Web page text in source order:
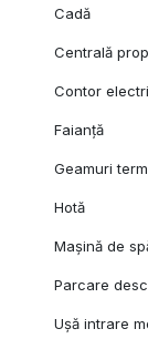
Cadă
Centrală
Contor
Faianță
Geamuri
Hotă
Mașină de
Parcare
Ușă intrare